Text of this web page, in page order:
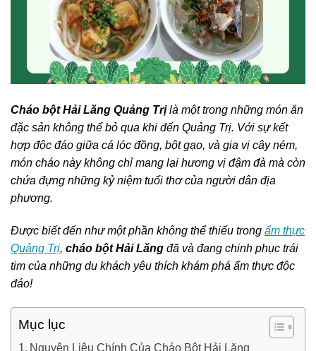
Cháo bột Hải Lăng Quảng Trịlà một trong những món ăn
đặc sản không thể bỏ qua khi đến Quảng Trị. Với sự kết
hợp độc đáo giữa cá lóc đồng, bột gạo, và gia vị cây ném,
món cháo này không chỉ mang lại hương vị đậm đà mà còn
chứa đựng những kỷ niệm tuổi thơ của người dân địa
phương.
Được biết đến như một phần không thể thiếu trong ẩm thực
Quảng Trị, cháo bột Hải Lăng đã và đang chinh phục trái
tim của những du khách yêu thích khám phá ẩm thực độc
đáo!
Mục lục
Nguyên Liệu Chính Của Cháo Bột Hải Lăng